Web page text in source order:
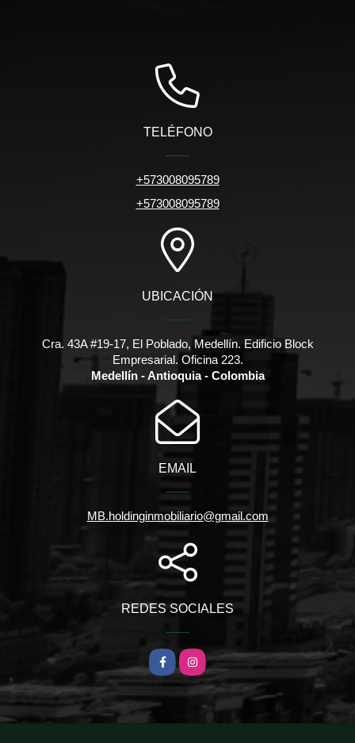
TELÉFONO
+573008095789
+573008095789
UBICACIÓN
Cra. 43A #19-17, El Poblado, Medellín. Edificio Block
Empresarial. Oficina 223.
Medellín - Antioquia - Colombia
EMAIL
MB.holdinginmobiliario@gmail.com
REDES SOCIALES
FacebookInstagram